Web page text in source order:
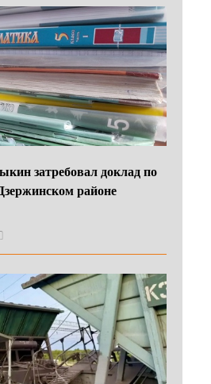
затребовал доклад по
районе